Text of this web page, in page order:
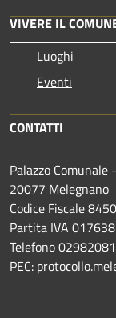
VIVERE IL
Luoghi
Eventi
CONTATTI
Palazzo Comunale
20077 Melegnano
Codice Fiscale
Partita IVA
Telefono 02982081
PEC: